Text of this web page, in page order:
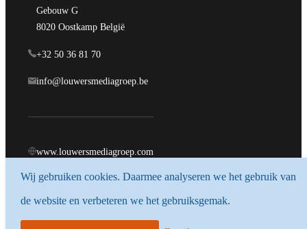
Gebouw G
8020 Oostkamp België
+32 50 36 81 70
info@louwersmediagroep.be
www.louwersmediagroep.com
© 1987 - 2026 Louwersmediagroep.
Algemene voorwaarden
Wij gebruiken cookies. Daarmee analyseren we het gebruik van
de website en verbeteren we het gebruiksgemak.